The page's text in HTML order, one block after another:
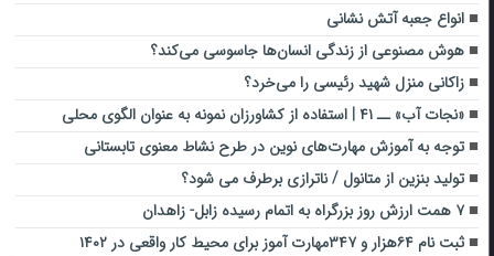
انواع جعبه آتش نشانی
هوش مصنوعی از زندگی انسان‌ها جاسوسی می‌کند؟
زاکانی منزل شهید رئیسی را می‌خرد؟
«نجات آب» ــ ۴۱ | استفاده از کشاورزان نمونه به عنوان الگوی محلی
توجه به آموزش مهارت‌های نوین در طرح نشاط معنوی تابستانی
تولید بنزین از متانول / ناترازی برطرف می شود؟
۷ همت ارزش روز بزرگراه به اتمام رسیده زابل- زاهدان
ثبت نام ۶۴هزار و ۳۴۷مهارت آموز برای محیط کار واقعی در ۱۴۰۲